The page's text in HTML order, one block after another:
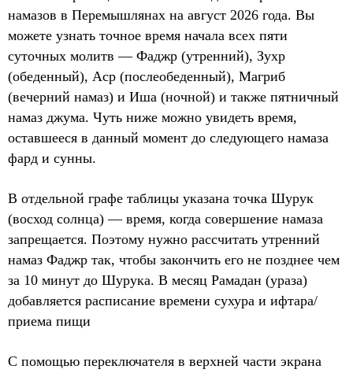
намазов в Перемышлянах на август 2026 года. Вы
можете узнать точное время начала всех пяти
суточных молитв — Фаджр (утренний), Зухр
(обеденный), Аср (послеобеденный), Магриб
(вечерний намаз) и Иша (ночной) и также пятничный
намаз джума. Чуть ниже можно увидеть время,
оставшееся в данный момент до следующего намаза
фард и сунны.
В отдельной графе таблицы указана точка Шурук
(восход солнца) — время, когда совершение намаза
запрещается. Поэтому нужно рассчитать утренний
намаз Фаджр так, чтобы закончить его не позднее чем
за 10 минут до Шурука. В месяц Рамадан (ураза)
добавляется расписание времени сухура и ифтара/
приема пищи
С помощью переключателя в верхней части экрана